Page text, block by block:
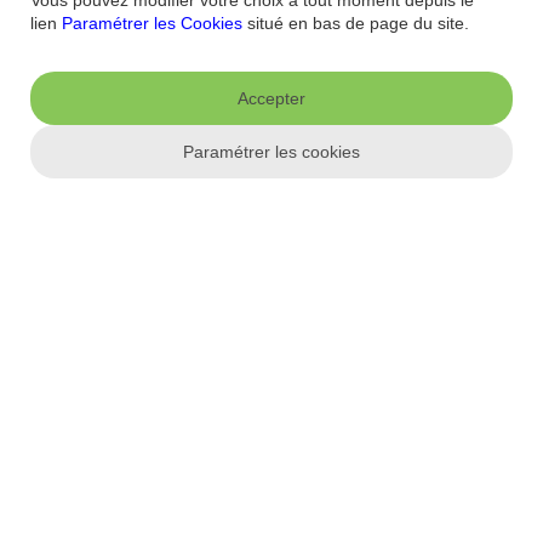
Qui sommes-nous ? Banque la moins chère Nos récompenses
engagements RSE Recrutement Espace Presse
Informations réglementaires
Conditions généralesConditions tarifairesPolitique de
Politique de cookies Paramétrer les cookies
lien Paramétrer les Cookies situé en bas de page du site.
Accepter
Paramétrer les cookies